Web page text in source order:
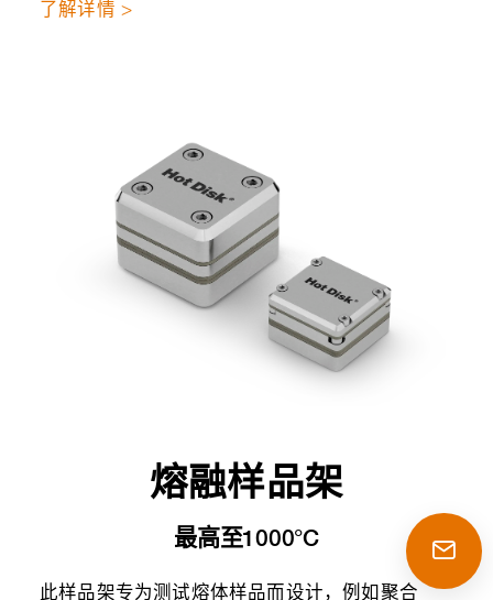
了解详情 >
熔融样品架
最高至1000°C
此样品架专为测试熔体样品而设计，例如聚合